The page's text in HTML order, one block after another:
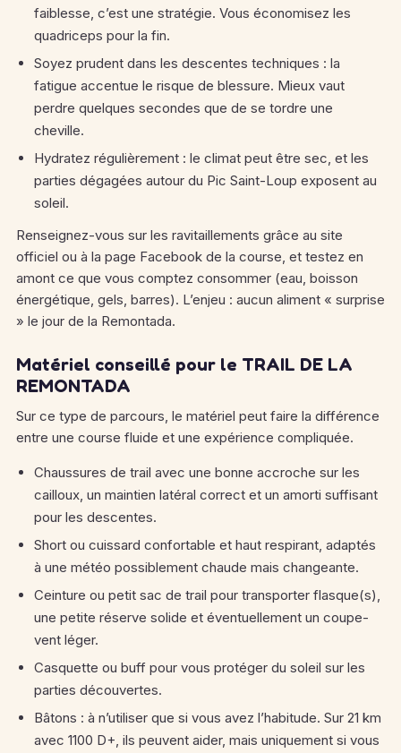
faiblesse, c’est une stratégie. Vous économisez les
quadriceps pour la fin.
Soyez prudent dans les descentes techniques : la
fatigue accentue le risque de blessure. Mieux vaut
perdre quelques secondes que de se tordre une
cheville.
Hydratez régulièrement : le climat peut être sec, et les
parties dégagées autour du Pic Saint-Loup exposent au
soleil.
Renseignez-vous sur les ravitaillements grâce au site
officiel ou à la page Facebook de la course, et testez en
amont ce que vous comptez consommer (eau, boisson
énergétique, gels, barres). L’enjeu : aucun aliment « surprise
» le jour de la Remontada.
Matériel conseillé pour le TRAIL DE LA
REMONTADA
Sur ce type de parcours, le matériel peut faire la différence
entre une course fluide et une expérience compliquée.
Chaussures de trail avec une bonne accroche sur les
cailloux, un maintien latéral correct et un amorti suffisant
pour les descentes.
Short ou cuissard confortable et haut respirant, adaptés
à une météo possiblement chaude mais changeante.
Ceinture ou petit sac de trail pour transporter flasque(s),
une petite réserve solide et éventuellement un coupe-
vent léger.
Casquette ou buff pour vous protéger du soleil sur les
parties découvertes.
Bâtons : à n’utiliser que si vous avez l’habitude. Sur 21 km
avec 1100 D+, ils peuvent aider, mais uniquement si vous